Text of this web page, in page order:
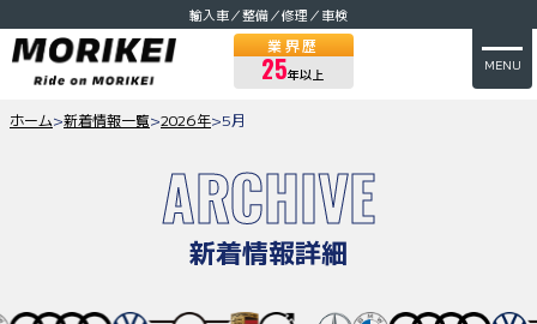
輸入車／整備／修理／車検
業界歴
25年以上
MENU
ホーム>新着情報一覧>2026年>5月
ARCHIVE
新着情報詳細